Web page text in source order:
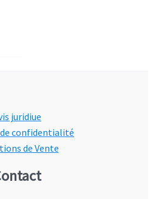
juridiue
confidentialité
de Vente